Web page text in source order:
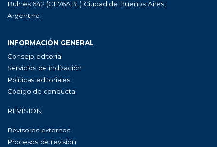
Bulnes 642 (C1176ABL) Ciudad de Buenos Aires,
Argentina
INFORMACIÓN GENERAL
Consejo editorial
Servicios de indización
Políticas editoriales
Código de conducta
REVISIÓN
Revisores externos
Procesos de revisión